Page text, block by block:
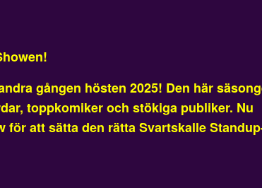
gången hösten 2025! Den här
toppkomiker och stökiga publiker. Nu
att sätta den rätta Svartskalle